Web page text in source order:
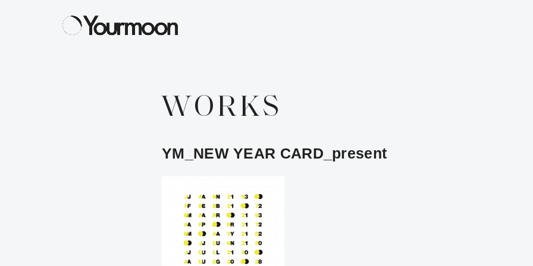
WORKS
YM_NEW YEAR CARD_present